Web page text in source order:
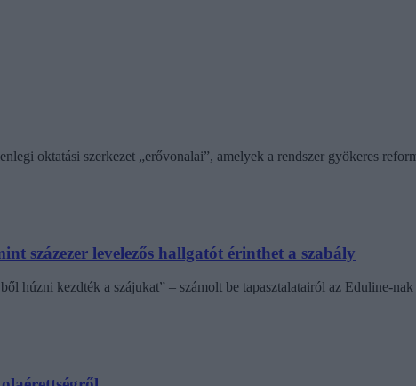
oktatási szerkezet „erővonalai”, amelyek a rendszer gyökeres
százezer levelezős hallgatót érinthet a szabály
kezdték a szájukat” – számolt be tapasztalatairól az Eduline-nak